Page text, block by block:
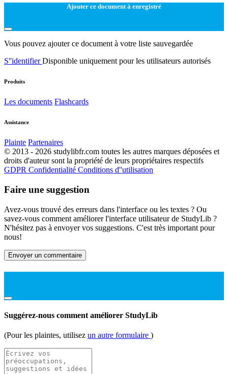
Ajouter ce document à enregistré
Vous pouvez ajouter ce document à votre liste sauvegardée
S''identifierDisponible uniquement pour les utilisateurs autorisés
Produits
Les documents Flashcards
Assistance
Plainte Partenaires
© 2013 - 2026 studylibfr.com toutes les autres marques déposées et
droits d'auteur sont la propriété de leurs propriétaires respectifs
GDPR Confidentialité Conditions d''utilisation
Faire une suggestion
Avez-vous trouvé des erreurs dans l'interface ou les textes ? Ou
savez-vous comment améliorer l'interface utilisateur de StudyLib ?
N'hésitez pas à envoyer vos suggestions. C'est très important pour
nous!
Envoyer un commentaire
Suggérez-nous comment améliorer StudyLib
(Pour les plaintes, utilisez un autre formulaire )